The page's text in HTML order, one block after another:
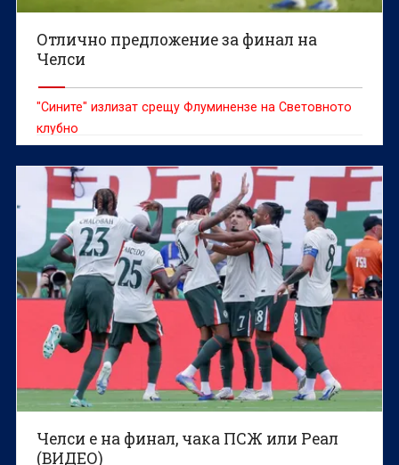
Отлично предложение за финал на
Челси
"Сините" излизат срещу Флуминензе на Световното
клубно
Челси е на финал, чака ПСЖ или Реал
(ВИДЕО)